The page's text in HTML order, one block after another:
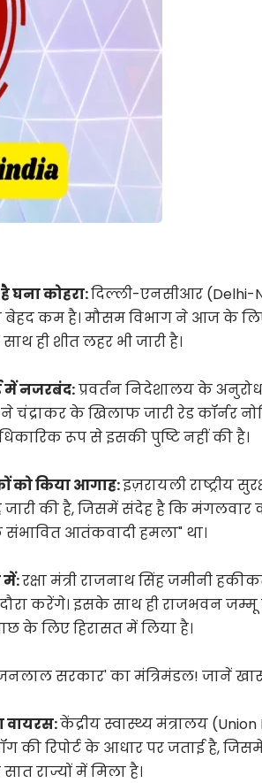
घना कोहरा:दिल्ली-एनसीआर (Delhi-
बेहद कम है। मौसम विभाग ने आज के
ही शीत लहर भी जारी है।
में नजरबंद:प्रवर्तन निदेशालय के
चंद्राकर के खिलाफ जारी रेड कॉर्नर
रूप से इसकी पुष्टि नहीं की है।
को किया आगाह:इज़रायली राष्ट्रीय
की है, जिसमें संदेह है कि मंगलवार
आतंकवादी हमला" था।
में:रक्षा मंत्री राजनाथ सिंह जमीनी
करेंगे। इसके साथ ही राजभवन जम्मू में
के लिए हिरासत में लिया है।
सरकार' का मंत्रिमंडल! जानें
वायरस:केंद्रीय स्वास्थ्य मंत्रालय
की रिपोर्ट के आधार पर जताई है,
राज्यों में मिला है।